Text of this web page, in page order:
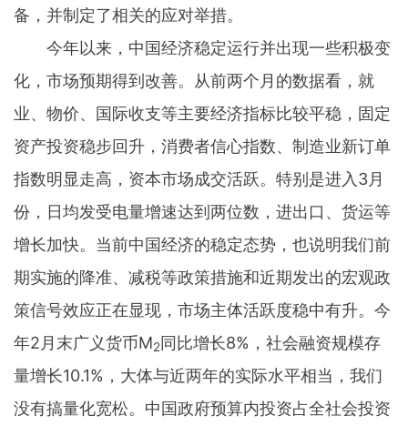
备，并制定了相关的应对举措。
今年以来，中国经济稳定运行并出现一些积极变
化，市场预期得到改善。从前两个月的数据看，就
业、物价、国际收支等主要经济指标比较平稳，固定
资产投资稳步回升，消费者信心指数、制造业新订单
指数明显走高，资本市场成交活跃。特别是进入3月
份，日均发受电量增速达到两位数，进出口、货运等
增长加快。当前中国经济的稳定态势，也说明我们前
期实施的降准、减税等政策措施和近期发出的宏观政
策信号效应正在显现，市场主体活跃度稳中有升。今
年2月末广义货币M2同比增长8%，社会融资规模存
量增长10.1%，大体与近两年的实际水平相当，我们
没有搞量化宽松。中国政府预算内投资占全社会投资